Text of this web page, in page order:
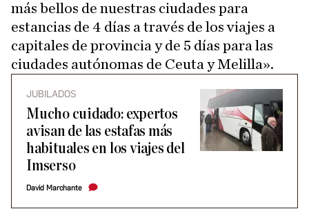
más bellos de nuestras ciudades para
estancias de 4 días a través de los viajes a
capitales de provincia y de 5 días para las
ciudades autónomas de Ceuta y Melilla».
JUBILADOS
Mucho cuidado: expertos
avisan de las estafas más
habituales en los viajes del
Imserso
David Marchante